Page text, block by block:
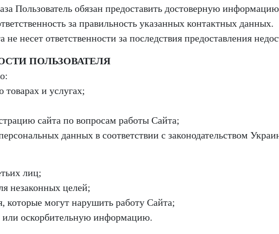
Пользователь обязан предоставить достоверную
за правильность указанных контактных данных.
несет ответственности за последствия предоставления
ПОЛЬЗОВАТЕЛЯ
и услугах;
сайта по вопросам работы Сайта;
данных в соответствии с законодательством
лиц;
незаконных целей;
которые могут нарушить работу Сайта;
оскорбительную информацию.